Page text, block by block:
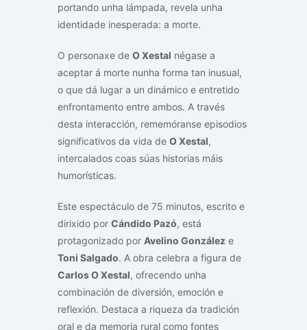
portando unha lámpada, revela unha
identidade inesperada: a morte.
O personaxe de O Xestal négase a
aceptar á morte nunha forma tan inusual,
o que dá lugar a un dinámico e entretido
enfrontamento entre ambos. A través
desta interacción, rememóranse episodios
significativos da vida de O Xestal,
intercalados coas súas historias máis
humorísticas.
Este espectáculo de 75 minutos, escrito e
dirixido por Cándido Pazó, está
protagonizado por Avelino González e
Toni Salgado. A obra celebra a figura de
Carlos O Xestal, ofrecendo unha
combinación de diversión, emoción e
reflexión. Destaca a riqueza da tradición
oral e da memoria rural como fontes